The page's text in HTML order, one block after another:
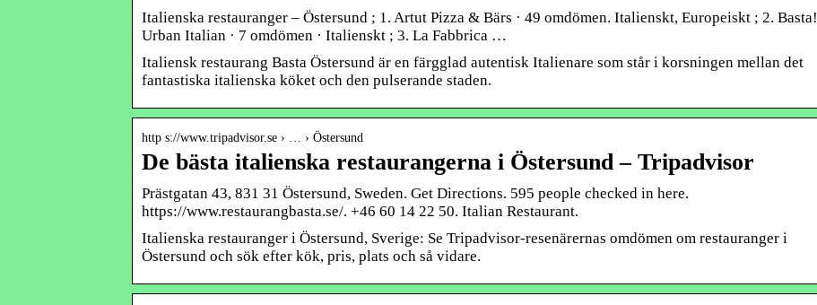
Italienska restauranger – Östersund ; 1. Artut Pizza & Bärs · 49 omdömen. Italienskt, Europeiskt ; 2. Basta!
Urban Italian · 7 omdömen · Italienskt ; 3. La Fabbrica …
Italiensk restaurang Basta Östersund är en färgglad autentisk Italienare som står i korsningen mellan det
fantastiska italienska köket och den pulserande staden.
http s://www.tripadvisor.se › … › Östersund
De bästa italienska restaurangerna i Östersund – Tripadvisor
Prästgatan 43, 831 31 Östersund, Sweden. Get Directions. 595 people checked in here.
https://www.restaurangbasta.se/. +46 60 14 22 50. Italian Restaurant.
Italienska restauranger i Östersund, Sverige: Se Tripadvisor-resenärernas omdömen om restauranger i
Östersund och sök efter kök, pris, plats och så vidare.